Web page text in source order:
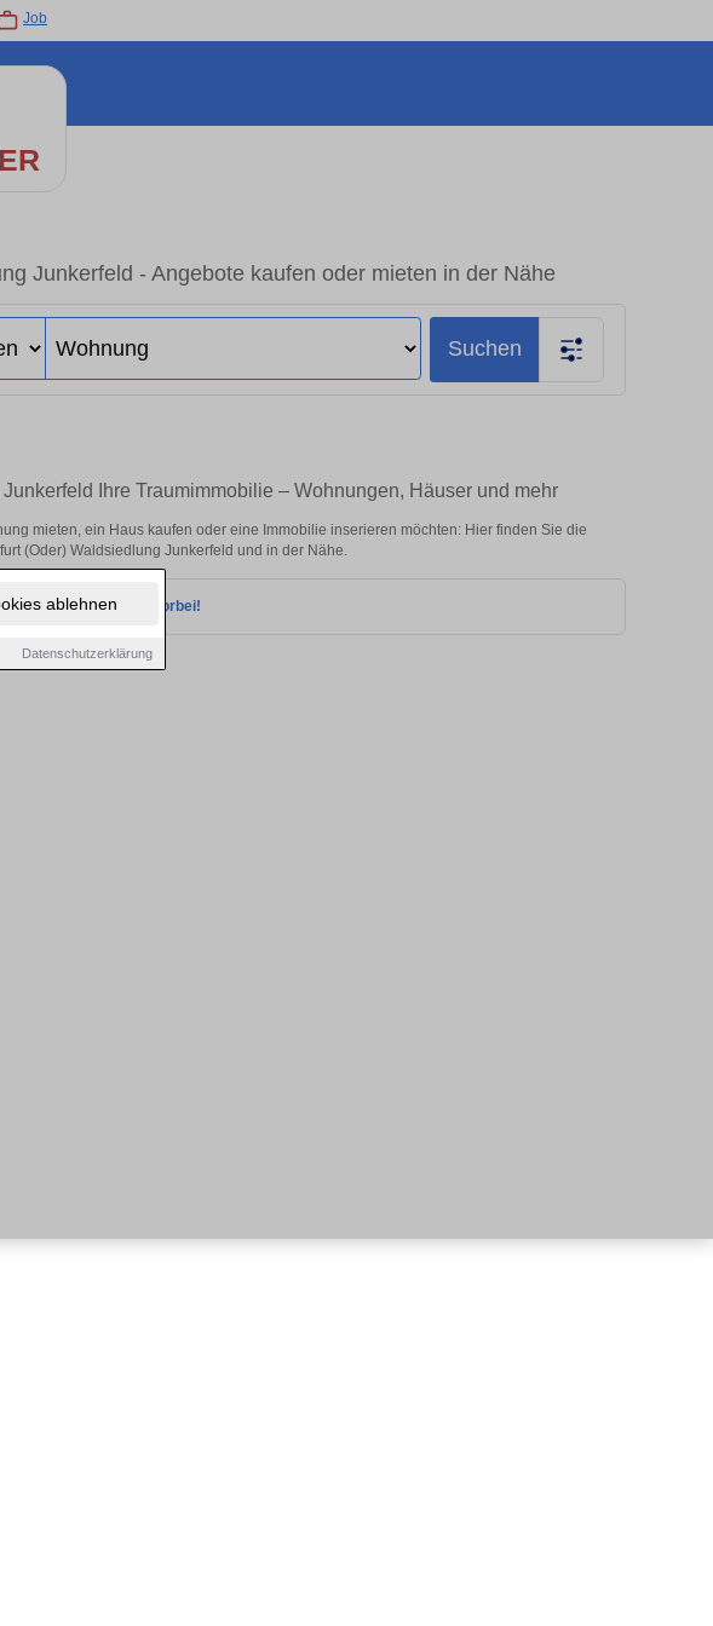
ablehnen
Datenschutzerklärung
Job
Junkerfeld - Angebote kaufen oder mieten in der Nähe
Suchen
Ihre Traumimmobilie – Wohnungen, Häuser und mehr
mieten, ein Haus kaufen oder eine Immobilie inserieren möchten: Hier finden Sie die
(Oder) Waldsiedlung Junkerfeld und in der Nähe.
Sie bald wieder vorbei!